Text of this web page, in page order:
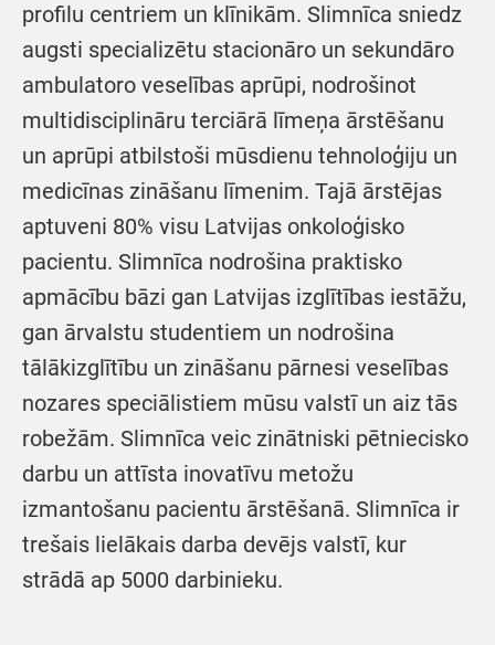
profilu centriem un klīnikām. Slimnīca sniedz
augsti specializētu stacionāro un sekundāro
ambulatoro veselības aprūpi, nodrošinot
multidisciplināru terciārā līmeņa ārstēšanu
un aprūpi atbilstoši mūsdienu tehnoloģiju un
medicīnas zināšanu līmenim. Tajā ārstējas
aptuveni 80% visu Latvijas onkoloģisko
pacientu. Slimnīca nodrošina praktisko
apmācību bāzi gan Latvijas izglītības iestāžu,
gan ārvalstu studentiem un nodrošina
tālākizglītību un zināšanu pārnesi veselības
nozares speciālistiem mūsu valstī un aiz tās
robežām. Slimnīca veic zinātniski pētniecisko
darbu un attīsta inovatīvu metožu
izmantošanu pacientu ārstēšanā. Slimnīca ir
trešais lielākais darba devējs valstī, kur
strādā ap 5000 darbinieku.